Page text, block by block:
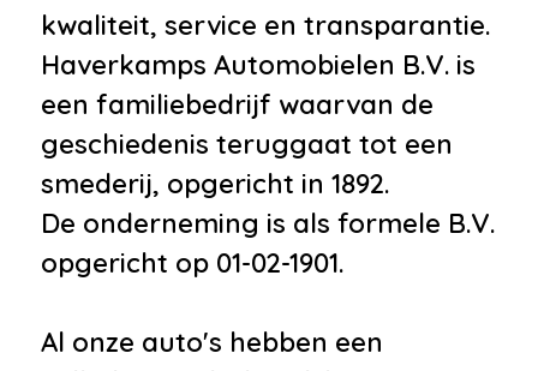
kwaliteit, service en transparantie.
Haverkamps Automobielen B.V. is
een familiebedrijf waarvan de
geschiedenis teruggaat tot een
smederij, opgericht in 1892.
De onderneming is als formele B.V.
opgericht op 01-02-1901.
Al onze auto's hebben een